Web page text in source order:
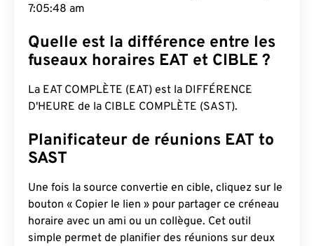
7:05:49 am
Quelle est la différence entre les
fuseaux horaires EAT et CIBLE ?
La EAT COMPLÈTE (EAT) est la DIFFÉRENCE
D'HEURE de la CIBLE COMPLÈTE (SAST).
Planificateur de réunions EAT to
SAST
Une fois la source convertie en cible, cliquez sur le
bouton « Copier le lien » pour partager ce créneau
horaire avec un ami ou un collègue. Cet outil
simple permet de planifier des réunions sur deux